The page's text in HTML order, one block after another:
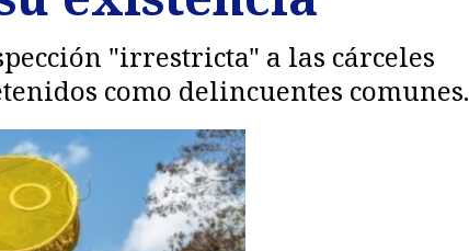
"irrestricta" a las cárceles
como delincuentes comunes.